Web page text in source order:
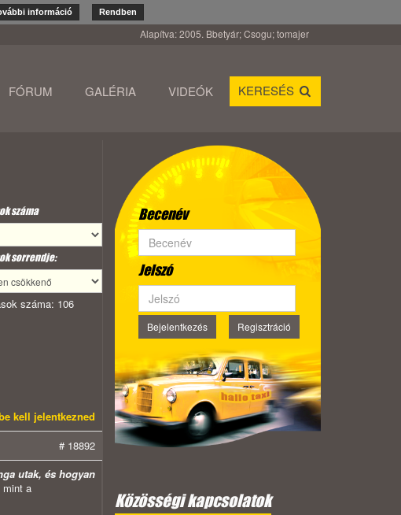
információ Rendben
Alapítva: 2005. Bbetyár; Csogu; tomajer
FÓRUM GALÉRIA VIDEÓK KERESÉS
száma
sorrendje:
száma: 106
kell jelentkezned
# 18892
utak, és hogyan
mint a
Becenév
Jelszó
Bejelentkezés Regisztráció
Közösségi kapcsolatok